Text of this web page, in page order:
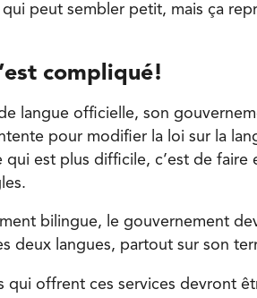
peut sembler petit, mais ça
compliqué!
langue officielle, son
pour modifier la loi sur la
qui est plus difficile, c’est de
bilingue, le gouvernement
deux langues, partout sur son
offrent ces services devront